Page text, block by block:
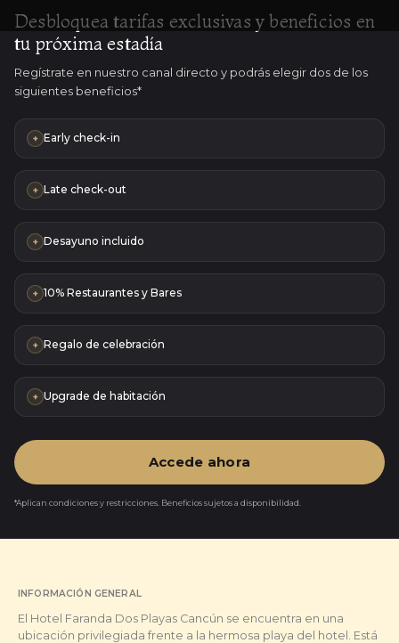
Desbloquea tarifas exclusivas y beneficios en
tu próxima estadía
Regístrate en nuestro canal directo y podrás elegir dos de los
siguientes beneficios*
+ Early check-in
+ Late check-out
+ Desayuno incluido
+ 10% Restaurantes y Bares
+ Regalo de celebración
+ Upgrade de habitación
Accede ahora
*Aplican condiciones y restricciones. Beneficios sujetos a disponibilidad.
INFORMACIÓN GENERAL
El Hotel Faranda Dos Playas Cancún se encuentra en una
ubicación privilegiada frente a la hermosa playa del hotel. Está